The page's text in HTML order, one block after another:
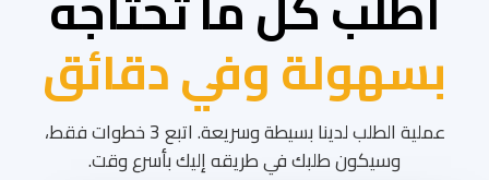
بسهولة وفي دقائق
عملية الطلب لدينا بسيطة وسريعة. اتبع 3 خطوات فقط،
وسيكون طلبك في طريقه إليك بأسرع وقت.